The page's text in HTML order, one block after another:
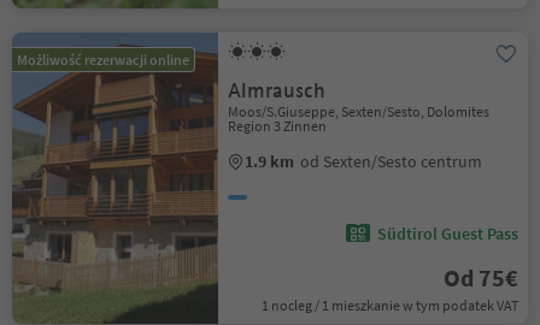
Możliwość rezerwacji online
Almrausch
Moos/S.Giuseppe, Sexten/Sesto, Dolomites
Region 3 Zinnen
1.9 km od Sexten/Sesto centrum
Südtirol Guest Pass
Od 75€
1 nocleg / 1 mieszkanie w tym podatek VAT